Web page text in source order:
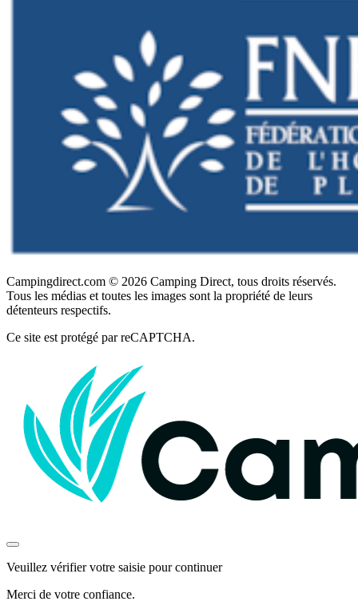
Campingdirect.com © 2026 Camping Direct, tous droits réservés.
Tous les médias et toutes les images sont la propriété de leurs
détenteurs respectifs.
Ce site est protégé par reCAPTCHA.
Veuillez vérifier votre saisie pour continuer
Merci de votre confiance.